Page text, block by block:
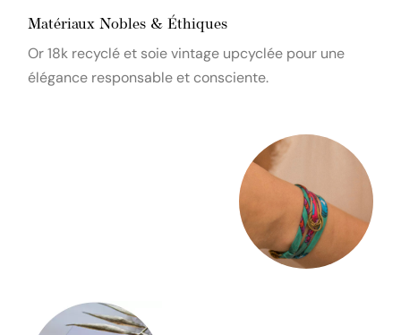
Matériaux Nobles & Éthiques
Or 18k recyclé et soie vintage upcyclée pour une
élégance responsable et consciente.